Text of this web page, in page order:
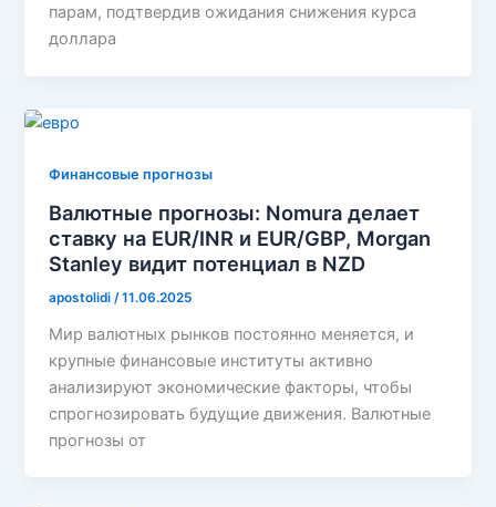
парам, подтвердив ожидания снижения курса
доллара
Финансовые прогнозы
Валютные прогнозы: Nomura делает
ставку на EUR/INR и EUR/GBP, Morgan
Stanley видит потенциал в NZD
apostolidi /11.06.2025
Мир валютных рынков постоянно меняется, и
крупные финансовые институты активно
анализируют экономические факторы, чтобы
спрогнозировать будущие движения. Валютные
прогнозы от